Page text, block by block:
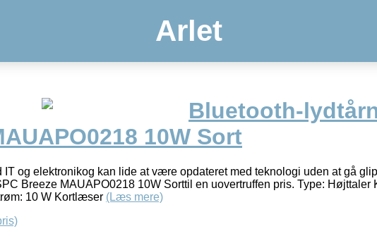
Arlet
Bluetooth-
10W Sort
IT og elektronikog kan lide at være opdateret med teknologi uden at gå
Breeze MAUAPO0218 10W Sorttil en uovertruffen pris. Type: Højttaler
10 W Kortlæser (Læs mere)